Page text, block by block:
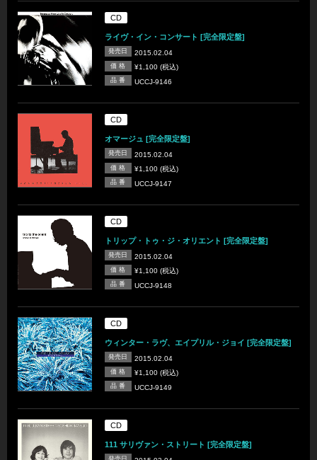
CD
ライヴ・イン・コンサート [完全限定盤]
発売日 2015.02.04
価 格 ¥1,100 (税込)
品 番 UCCJ-9146
CD
オマージュ [完全限定盤]
発売日 2015.02.04
価 格 ¥1,100 (税込)
品 番 UCCJ-9147
CD
トリップ・トゥ・ジ・オリエント [完全限定盤]
発売日 2015.02.04
価 格 ¥1,100 (税込)
品 番 UCCJ-9148
CD
ウィンター・ラヴ、エイプリル・ジョイ [完全限定盤]
発売日 2015.02.04
価 格 ¥1,100 (税込)
品 番 UCCJ-9149
CD
111 サリヴァン・ストリート [完全限定盤]
発売日